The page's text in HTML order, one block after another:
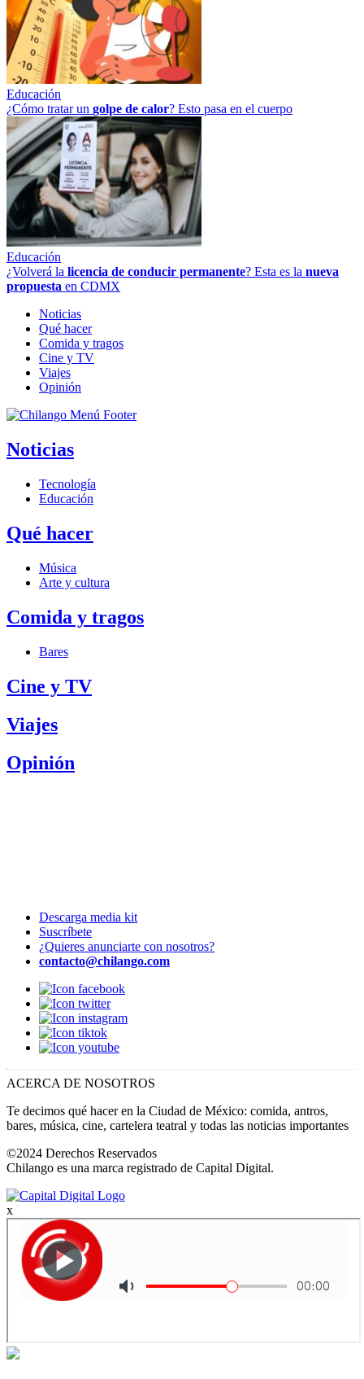
Educación
¿Cómo tratar un golpe de calor? Esto pasa en el cuerpo
Educación
¿Volverá la licencia de conducir permanente? Esta es la nueva
propuesta en CDMX
Noticias
Qué hacer
Comida y tragos
Cine y TV
Viajes
Opinión
Noticias
Tecnología
Educación
Qué hacer
Música
Arte y cultura
Comida y tragos
Bares
Cine y TV
Viajes
Opinión
Descarga media kit
Suscríbete
¿Quieres anunciarte con nosotros?
contacto@chilango.com
ACERCA DE NOSOTROS
Te decimos qué hacer en la Ciudad de México: comida, antros,
bares, música, cine, cartelera teatral y todas las noticias importantes
©2024 Derechos Reservados
Chilango es una marca registrado de Capital Digital.
x